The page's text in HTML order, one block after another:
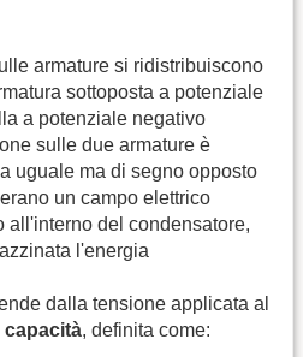
armature si ridistribuiscono
sottoposta a potenziale
a potenziale negativo
sulle due armature è
uguale ma di segno opposto
un campo elettrico
all'interno del condensatore,
l'energia
dalla tensione applicata al
capacità, definita come: